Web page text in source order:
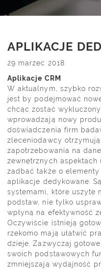
APLIKACJE
29 marzec 2018
Aplikacje CRM
W aktualnym, szybko
jest by podejmować
chcąc zostać
wprowadzają nowy
doświadczenia firm
zleceniodawcy
zapotrzebowania na
zewnętrznych aspektach
zadbać także o
aplikacje dedykowane.
systemami, które uszyte
podstaw, nie tylko
wpłyną na efektywność
Oczywiście istnieją
rzekomo mają ułatwić
dzieje. Zazwyczaj
swoich podstawowych
zmniejszają wydajność